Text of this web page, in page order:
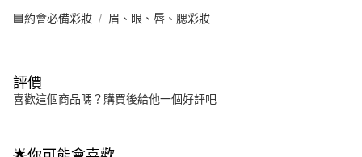
🟦約會必備彩妝 眉、眼、唇、腮彩妝
評價
喜歡這個商品嗎？購買後給他一個好評吧